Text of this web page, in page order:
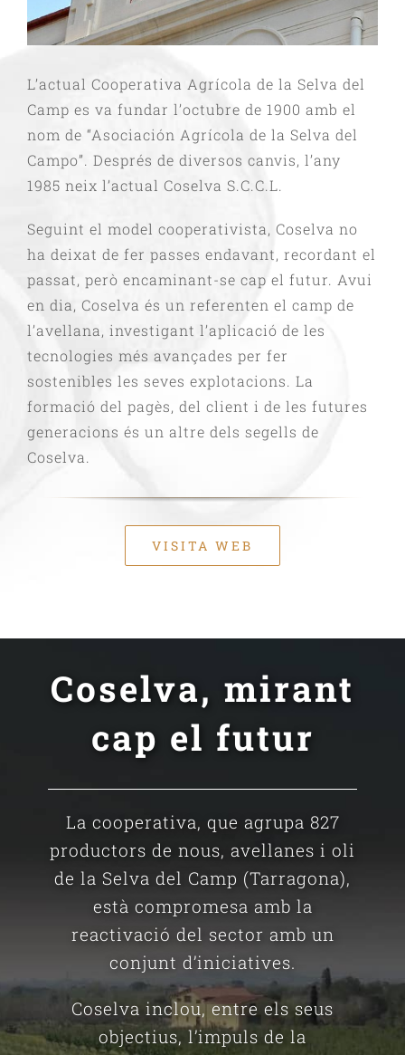
L’actual Cooperativa Agrícola de la Selva del
Camp es va fundar l’octubre de 1900 amb el
nom de “Asociación Agrícola de la Selva del
Campo”. Després de diversos canvis, l’any
1985 neix l’actual Coselva S.C.C.L.
Seguint el model cooperativista, Coselva no
ha deixat de fer passes endavant, recordant el
passat, però encaminant-se cap el futur. Avui
en dia, Coselva és un referenten el camp de
l’avellana, investigant l’aplicació de les
tecnologies més avançades per fer
sostenibles les seves explotacions. La
formació del pagès, del client i de les futures
generacions és un altre dels segells de
Coselva.
VISITA WEB
Coselva, mirant
cap el futur
La cooperativa, que agrupa 827
productors de nous, avellanes i oli
de la Selva del Camp (Tarragona),
està compromesa amb la
reactivació del sector amb un
conjunt d’iniciatives.
Coselva inclou, entre els seus
objectius, l’impuls de la